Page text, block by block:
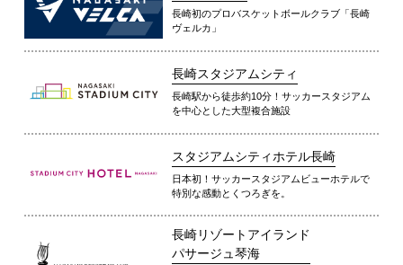
長崎初のプロバスケットボールクラブ「長崎
ヴェルカ」
長崎スタジアムシティ
長崎駅から徒歩約10分！サッカースタジアム
を中心とした大型複合施設
スタジアムシティホテル長崎
日本初！サッカースタジアムビューホテルで
特別な感動とくつろぎを。
長崎リゾートアイランド
パサージュ琴海